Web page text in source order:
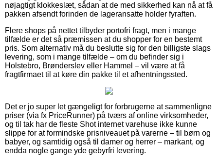
nøjagtigt klokkeslæt, sådan at de med sikkerhed kan nå at få
pakken afsendt forinden de lageransatte holder fyraften.
Flere shops på nettet tilbyder portofri fragt, men i mange
tilfælde er det så præmissen at du shopper for en bestemt
pris. Som alternativ må du beslutte sig for den billigste slags
levering, som i mange tilfælde – om du befinder sig i
Holstebro, Brønderslev eller Hammel – vil være at få
fragtfirmaet til at køre din pakke til et afhentningssted.
Det er jo super let gængeligt for forbrugerne at sammenligne
priser (via fx PriceRunner) på tværs af online virksomheder,
og til tak har de fleste Shot internet varehuse ikke kunne
slippe for at formindske prisniveauet på varerne – til børn og
babyer, og samtidig også til damer og herrer – markant, og
endda nogle gange yde gebyrfri levering.